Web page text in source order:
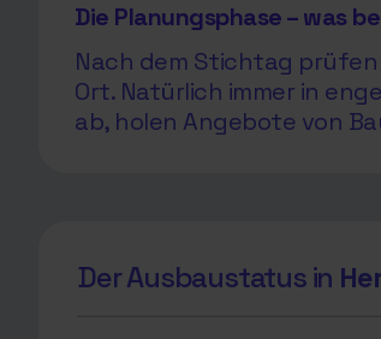
Die Planungsphase – was
Nach dem Stichtag
Ort. Natürlich immer in
ab, holen Angebote von
Der Ausbaustatus in